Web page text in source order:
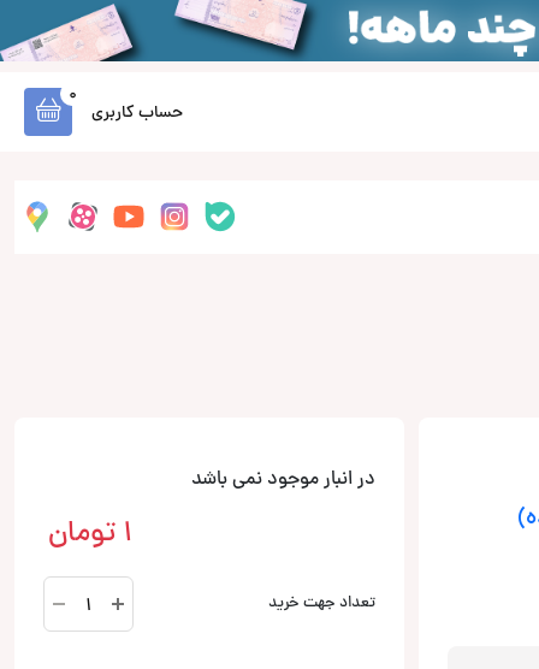
حساب کاربری
0
در انبار موجود نمی باشد
1 تومان
تعداد جهت خرید
قاب
سانتافه